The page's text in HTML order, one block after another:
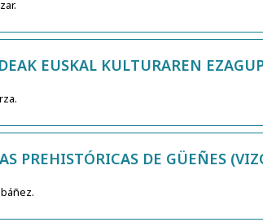
EUSKAL KULTURAREN
PREHISTÓRICAS DE GÜEÑES